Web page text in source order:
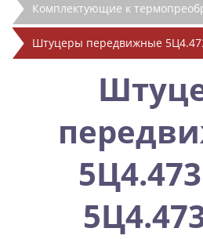
Комплектующие к
Штуцеры передвижные 5Ц4.473.005,